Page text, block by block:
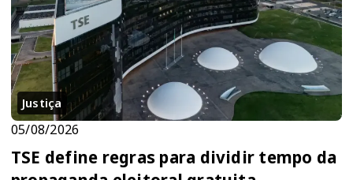
Justiça
05/08/2026
TSE define regras para dividir tempo da